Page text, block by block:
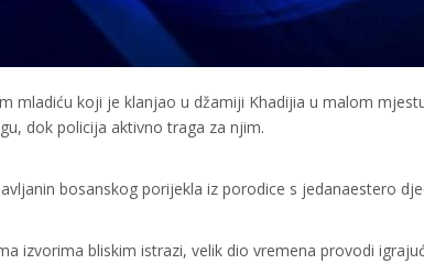
mladiću koji je klanjao u džamiji Khadijia u malom
dok policija aktivno traga za njim.
bosanskog porijekla iz porodice s jedanaestero
izvorima bliskim istrazi, velik dio vremena provodi